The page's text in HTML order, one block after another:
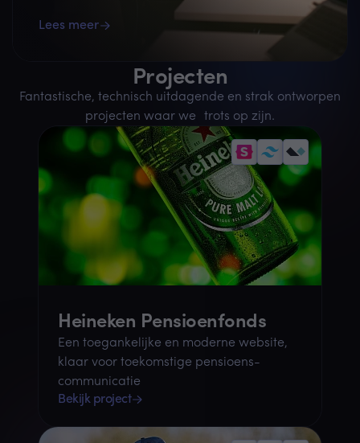
Lees meer
Projecten
Fantastische, technisch uitdagende en strak ontworpen
projecten waar we trots op zijn.
Heineken Pensioenfonds
Een toegankelijke en moderne website,
klaar voor toekomstige pensioens­
communicatie
Bekijk project